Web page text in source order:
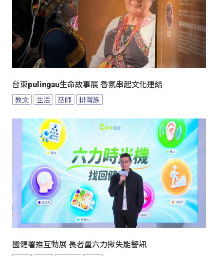
台東pulingau生命故事展 香氛串起文化連結
教文 生活 巫師 排灣族
國健署推互動展 長者量六力揪失能警訊